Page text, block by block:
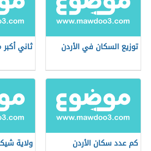
توزيع السكان في الأردن ثاني
كم عدد سكان الأردن ولاية